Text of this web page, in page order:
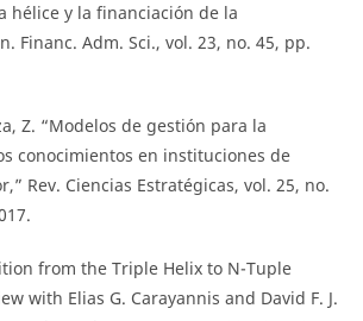
hélice y la financiación de la
Financ. Adm. Sci., vol. 23, no. 45, pp.
Z. “Modelos de gestión para la
conocimientos en instituciones de
Rev. Ciencias Estratégicas, vol. 25, no.
from the Triple Helix to N-Tuple
with Elias G. Carayannis and David F. J.